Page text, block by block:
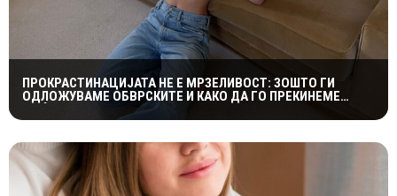
ПРОКРАСТИНАЦИЈАТА НЕ Е МРЗЕЛИВОСТ: ЗОШТО ГИ
ОДЛОЖУВАМЕ ОБВРСКИТЕ И КАКО ДА ГО ПРЕКИНЕМЕ
МАЃЕПСАНИОТ КРУГ